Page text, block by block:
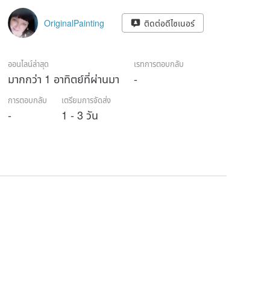
OriginalPainting ติดต่อดีไซเนอร์
ออนไลน์ล่าสุด
มากกว่า 1 อาทิตย์ที่ผ่านมา
เรทการตอบกลับ
-
การตอบกลับ
-
เตรียมการจัดส่ง
1 - 3 วัน